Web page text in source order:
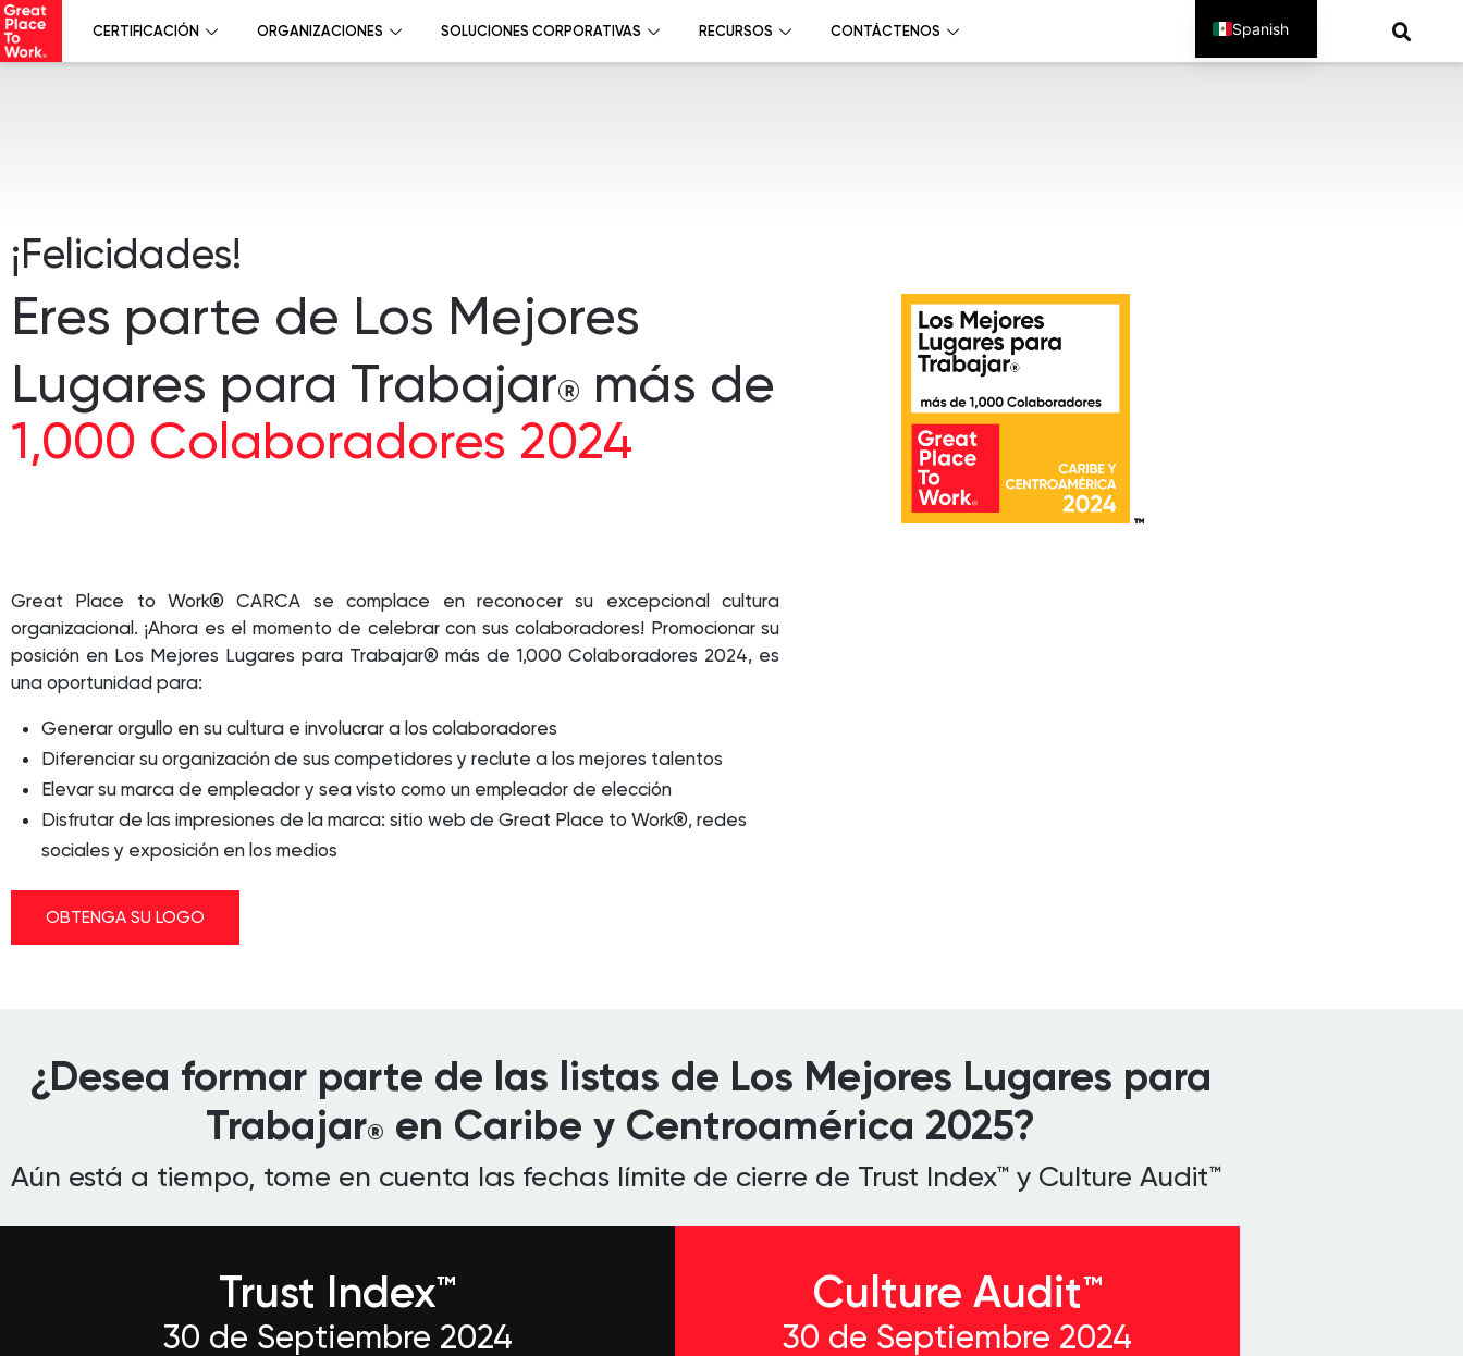
CERTIFICACIÓN ORGANIZACIONES SOLUCIONES CORPORATIVAS RECURSOS CONTÁCTENOS
¡Felicidades!
Eres parte de Los Mejores
Lugares para Trabajar® más de
1,000 Colaboradores 2024
Great Place to Work® CARCA se complace en reconocer su excepcional cultura
organizacional. ¡Ahora es el momento de celebrar con sus colaboradores! Promocionar su
posición en Los Mejores Lugares para Trabajar® más de 1,000 Colaboradores 2024, es
una oportunidad para:
Generar orgullo en su cultura e involucrar a los colaboradores
Diferenciar su organización de sus competidores y reclute a los mejores talentos
Elevar su marca de empleador y sea visto como un empleador de elección
Disfrutar de las impresiones de la marca: sitio web de Great Place to Work®, redes
sociales y exposición en los medios
OBTENGA SU LOGO
¿Desea formar parte de las listas de Los Mejores Lugares para
Trabajar® en Caribe y Centroamérica 2025?
Aún está a tiempo, tome en cuenta las fechas límite de cierre de Trust Index™ y Culture Audit™
Trust Index™
30 de Septiembre 2024
Culture Audit™
30 de Septiembre 2024
Spanish
English